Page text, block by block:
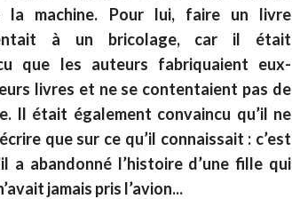
la machine. Pour lui, faire un livre
à un bricolage, car il était
que les auteurs fabriquaient eux-
livres et ne se contentaient pas de
Il était également convaincu qu’il ne
que sur ce qu’il connaissait : c’est
a abandonné l’histoire d’une fille qui
jamais pris l’avion...